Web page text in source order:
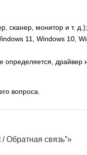
сканер, монитор и т. д.);
11, Windows 10,
драйвер
вопроса.
Обратная связь”»